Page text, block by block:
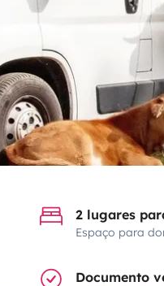
2 lugares
Espaço para
Documento